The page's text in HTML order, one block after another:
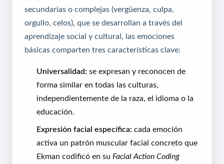
secundarias o complejas (vergüenza, culpa,
orgullo, celos), que se desarrollan a través del
aprendizaje social y cultural, las emociones
básicas comparten tres características clave:
Universalidad: se expresan y reconocen de
forma similar en todas las culturas,
independientemente de la raza, el idioma o la
educación.
Expresión facial específica: cada emoción
activa un patrón muscular facial concreto que
Ekman codificó en su Facial Action Coding